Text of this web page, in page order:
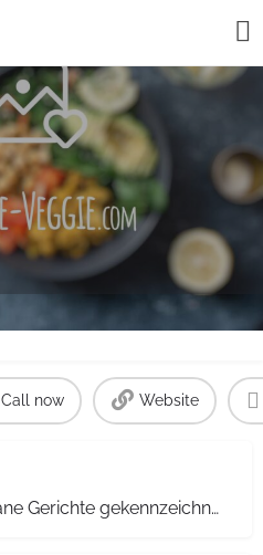
Call now Website
Vegetarische und Vegane Gerichte gekennzeichnet